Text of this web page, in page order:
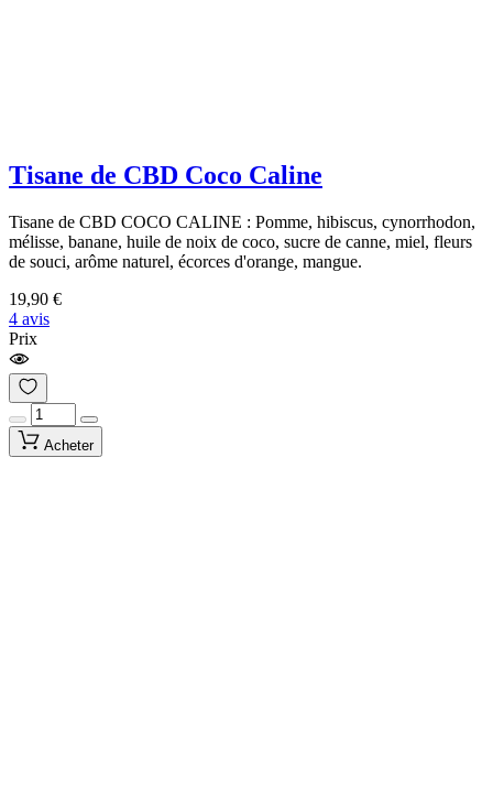
Tisane de CBD Coco Caline
Tisane de CBD COCO CALINE : Pomme, hibiscus, cynorrhodon,
mélisse, banane, huile de noix de coco, sucre de canne, miel, fleurs
de souci, arôme naturel, écorces d'orange, mangue.
19,90 €
4 avis
Prix
Acheter